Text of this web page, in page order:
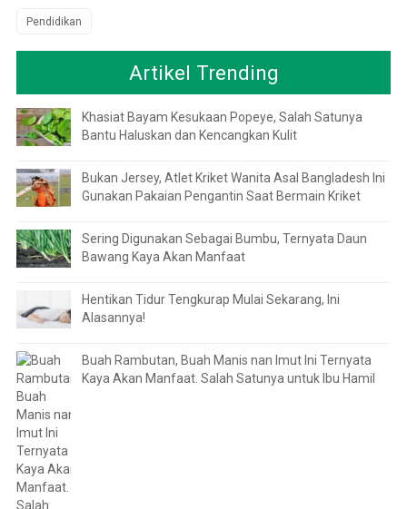
Pendidikan
Artikel Trending
Khasiat Bayam Kesukaan Popeye, Salah Satunya
Bantu Haluskan dan Kencangkan Kulit
Bukan Jersey, Atlet Kriket Wanita Asal Bangladesh Ini
Gunakan Pakaian Pengantin Saat Bermain Kriket
Sering Digunakan Sebagai Bumbu, Ternyata Daun
Bawang Kaya Akan Manfaat
Hentikan Tidur Tengkurap Mulai Sekarang, Ini
Alasannya!
Buah Rambutan, Buah Manis nan Imut Ini Ternyata
Kaya Akan Manfaat. Salah Satunya untuk Ibu Hamil